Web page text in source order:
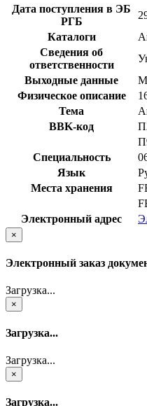
Дата поступления в ЭБ
РГБ
Каталоги
Сведения об
ответственности
Выходные данные
Физическое описание
Тема
BBK-код
Специальность
Язык
Места хранения
Электронный адрес
×
Электронный заказ
Загрузка...
×
Загрузка...
Загрузка...
×
Загрузка...